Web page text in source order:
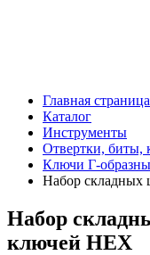
Главная страница
Каталог
Инструменты
Отвертки, биты,
Ключи Г-
Набор складных
Набор
ключей HEX